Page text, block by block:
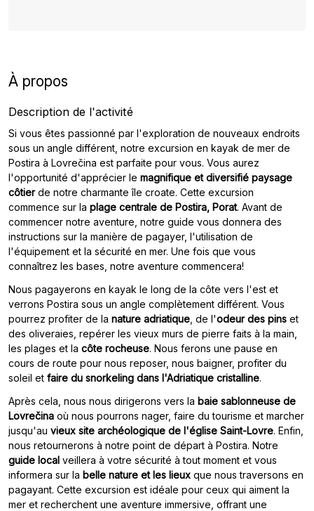
À propos
Description de l'activité
Si vous êtes passionné par l'exploration de nouveaux endroits
sous un angle différent, notre excursion en kayak de mer de
Postira à Lovrečina est parfaite pour vous. Vous aurez
l'opportunité d'apprécier le magnifique et diversifié paysage
côtierde notre charmante île croate. Cette excursion
commence sur la plage centrale de Postira, Porat. Avant de
commencer notre aventure, notre guide vous donnera des
instructions sur la manière de pagayer, l'utilisation de
l'équipement et la sécurité en mer. Une fois que vous
connaîtrez les bases, notre aventure commencera!
Nous pagayerons en kayak le long de la côte vers l'est et
verrons Postira sous un angle complètement différent. Vous
pourrez profiter de la nature adriatique , de l'odeur des pins et
des oliveraies, repérer les vieux murs de pierre faits à la main,
les plages et la côte rocheuse. Nous ferons une pause en
cours de route pour nous reposer, nous baigner, profiter du
soleil et faire du snorkeling dans l'Adriatique cristalline.
Après cela, nous nous dirigerons vers la baie sablonneuse de
Lovrečina où nous pourrons nager, faire du tourisme et marcher
jusqu'au vieux site archéologique de l'église Saint-Lovre. Enfin,
nous retournerons à notre point de départ à Postira. Notre
guide local veillera à votre sécurité à tout moment et vous
informera sur la belle nature et les lieux que nous traversons en
pagayant. Cette excursion est idéale pour ceux qui aiment la
mer et recherchent une aventure immersive, offrant une